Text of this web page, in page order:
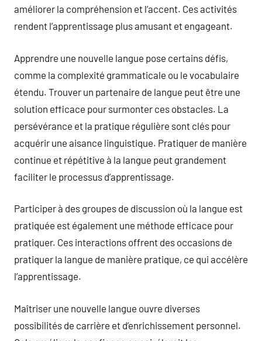
améliorer la compréhension et l’accent. Ces activités
rendent l’apprentissage plus amusant et engageant.
Apprendre une nouvelle langue pose certains défis,
comme la complexité grammaticale ou le vocabulaire
étendu. Trouver un partenaire de langue peut être une
solution efficace pour surmonter ces obstacles. La
persévérance et la pratique régulière sont clés pour
acquérir une aisance linguistique. Pratiquer de manière
continue et répétitive à la langue peut grandement
faciliter le processus d’apprentissage.
Participer à des groupes de discussion où la langue est
pratiquée est également une méthode efficace pour
pratiquer. Ces interactions offrent des occasions de
pratiquer la langue de manière pratique, ce qui accélère
l’apprentissage.
Maîtriser une nouvelle langue ouvre diverses
possibilités de carrière et d’enrichissement personnel.